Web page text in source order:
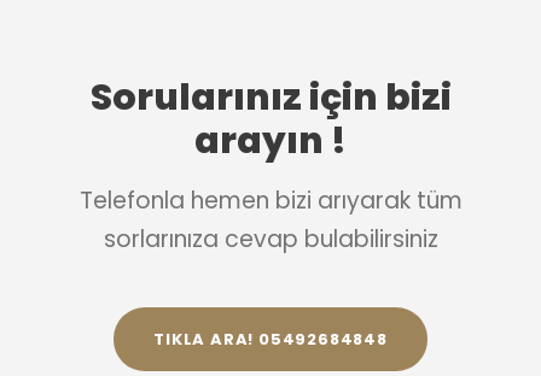
Sorularınız için bizi
arayın !
Telefonla hemen bizi arıyarak tüm
sorlarınıza cevap bulabilirsiniz
TIKLA ARA! 05492684848